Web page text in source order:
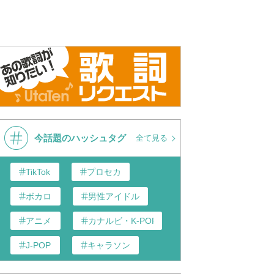
今話題のハッシュタグ 全て見る
TikTok プロセカ
ボカロ 男性アイドル
アニメ カナルビ・K-POP和訳
J-POP キャラソン